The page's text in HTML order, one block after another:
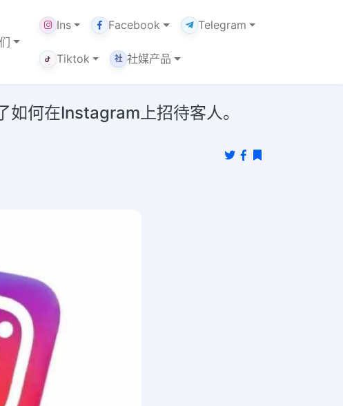
Ins Facebook Telegram
Tiktok 社 社媒产品
如何在Instagram上招待客人。